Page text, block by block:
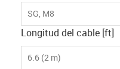
SG, M8
Longitud del cable [ft]
6.6 (2 m)